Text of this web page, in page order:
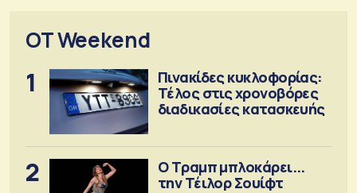
OT Weekend
1
Πινακίδες κυκλοφορίας:
Τέλος στις χρονοβόρες
διαδικασίες κατασκευής
2
Ο Τραμπ μπλοκάρει...
την Τέιλορ Σουίφτ